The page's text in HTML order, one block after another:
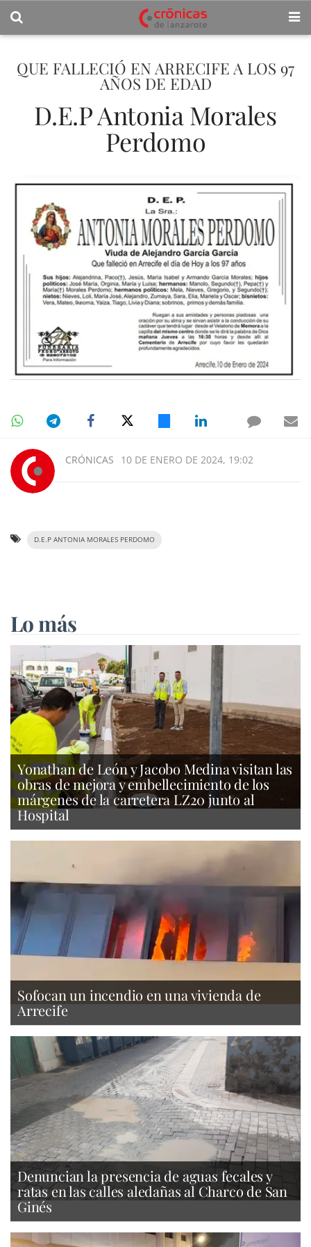
QUE FALLECIÓ EN ARRECIFE A LOS 97
AÑOS DE EDAD
D.E.P Antonia Morales
Perdomo
CRÓNICAS 10 DE ENERO DE 2024, 19:02
D.E.P ANTONIA MORALES PERDOMO
Lo más
Yonathan de León y Jacobo Medina visitan las
obras de mejora y embellecimiento de los
márgenes de la carretera LZ20 junto al
Hospital
Sofocan un incendio en una vivienda de
Arrecife
Denuncian la presencia de aguas fecales y
ratas en las calles aledañas al Charco de San
Ginés